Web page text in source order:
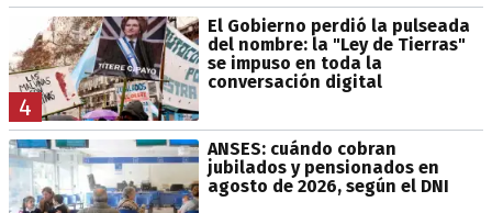
4
El Gobierno perdió la pulseada
del nombre: la "Ley de Tierras"
se impuso en toda la
conversación digital
ANSES: cuándo cobran
jubilados y pensionados en
agosto de 2026, según el DNI